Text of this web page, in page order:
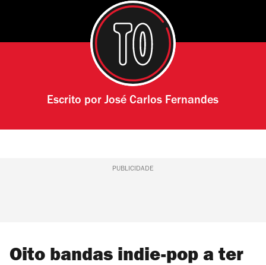
Escrito porJosé Carlos Fernandes
PUBLICIDADE
Oito bandas indie-pop a ter